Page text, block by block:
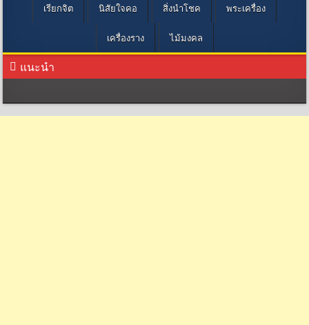
เรียกจิต นิสัยใจคอ สิ่งนำโชค พระเครื่อง
เครื่องราง ไม้มงคล
แนะนำ